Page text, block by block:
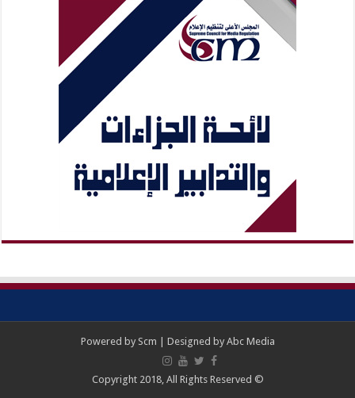
Powered by Scm | Designed by Abc Media
© Copyright 2018, All Rights Reserved